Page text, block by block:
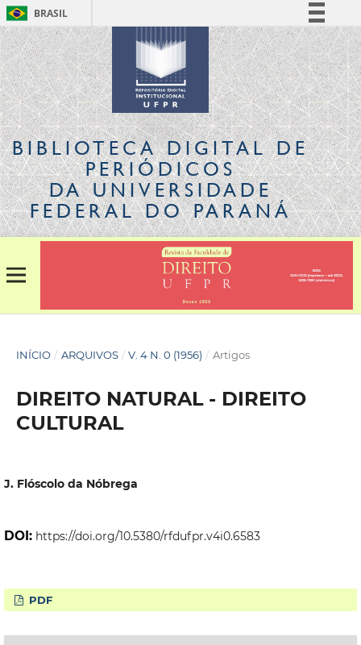
BRASIL
Simplifique!
Comunica BR
Participe
Acesso à informação
Legislação
Canais
BIBLIOTECA DIGITALDE
PERIÓDICOS
DA UNIVERSIDADE
FEDERAL DO PARANÁ
INÍCIO / ARQUIVOS / V. 4 N. 0 (1956) / Artigos
DIREITO NATURAL - DIREITO
CULTURAL
J. Flóscolo da Nóbrega
DOI: https://doi.org/10.5380/rfdufpr.v4i0.6583
PDF